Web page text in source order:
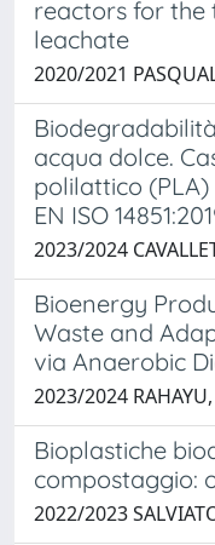
reactors for
leachate
2020/2021
acqua dolce.
polilattico
EN ISO
2023/2024
Bioenergy
Waste and
via Anaerobic
2023/2024
Bioplastiche
compostaggio:
2022/2023